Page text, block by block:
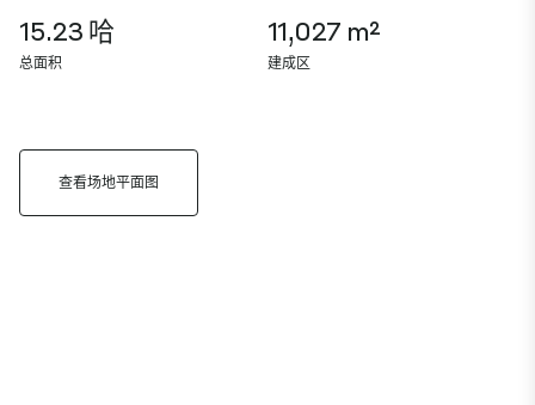
15.23 哈
总面积
11,027 m²
建成区
查看场地平面图